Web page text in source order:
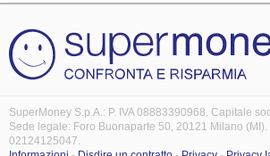
SuperMoney S.p.A.: P. IVA 08883390968. Capitale
Sede legale: Foro Buonaparte 50, 20121 Milano (MI).
02124125047.